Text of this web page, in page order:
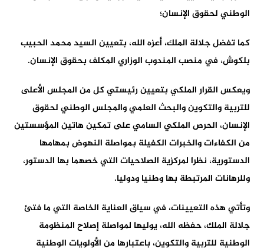
الوطني لحقوق الإنسان؛
كما تفضل جلالة الملك، أعزه الله، بتعيين السيد محمد الحبيب
بلكوش، في منصب المندوب الوزاري المكلف بحقوق الإنسان.
ويعكس القرار الملكي بتعيين رئيستي كل من المجلس الأعلى
للتربية والتكوين والبحث العلمي والمجلس الوطني لحقوق
الإنسان، الحرص الملكي السامي على تمكين هاتين المؤسستين
من الكفاءات والخبرات الكفيلة بمواصلة النهوض بمهامها
الدستورية، نظرا لمركزية الصلاحيات التي خصهما بها الدستور،
وللرهانات المرتبطة بها وطنيا ودوليا.
وتأتي هذه التعيينات، في سياق العناية الخاصة التي ما فتئ
جلالة الملك، حفظه الله، يوليها لمواصلة إصلاح المنظومة
الوطنية للتربية والتكوين، باعتبارها من الأولويات الوطنية